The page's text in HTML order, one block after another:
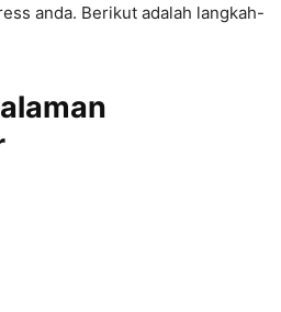
anda. Berikut adalah langkah-